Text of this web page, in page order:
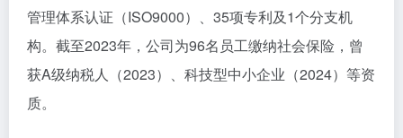
管理体系认证（ISO9000）、35项专利及1个分支机
构。截至2023年，公司为96名员工缴纳社会保险，曾
获A级纳税人（2023）、科技型中小企业（2024）等资
质。